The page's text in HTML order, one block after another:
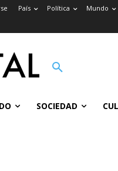
País Política Mundo
SOCIEDAD